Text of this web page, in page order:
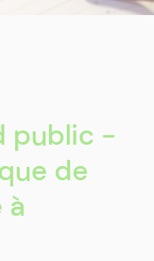
public -
de
à